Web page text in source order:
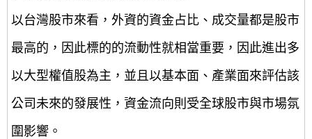
以台灣股市來看，外資的資金占比、成交量都是股市
最高的，因此標的的流動性就相當重要，因此進出多
以大型權值股為主，並且以基本面、產業面來評估該
公司未來的發展性，資金流向則受全球股市與市場氛
圍影響。